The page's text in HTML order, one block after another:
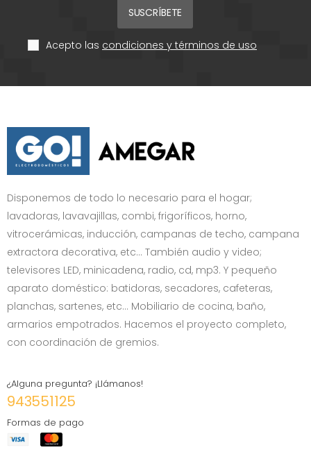
SUSCRÍBETE
Acepto las condiciones y términos de uso
Disponemos de todo lo necesario para el hogar;
lavadoras, lavavajillas, combi, frigoríficos, horno,
vitrocerámicas, inducción, campanas de techo, campana
extractora decorativa, etc… También audio y video;
televisores LED, minicadena, radio, cd, mp3. Y pequeño
aparato doméstico: batidoras, secadores, cafeteras,
planchas, sartenes, etc... Mobiliario de cocina, baño,
armarios empotrados. Hacemos el proyecto completo,
con coordinación de gremios.
¿Alguna pregunta? ¡Llámanos!
943551125
Formas de pago